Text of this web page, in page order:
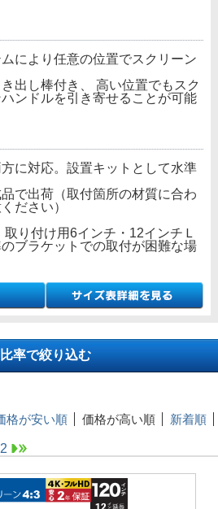
により任意の位置でスクリーン
出し棒付き、 高い位置でもスク
ンドルを引き寄せることが可能
に対応。設置キットとして水準
で出荷（取付箇所の材質に合わ
ださい）
り付け用6インチ・12インチＬ
ブラケットでの取付が困難な場
率で絞り込む
格が安い順 価格が高い順 新着順
2